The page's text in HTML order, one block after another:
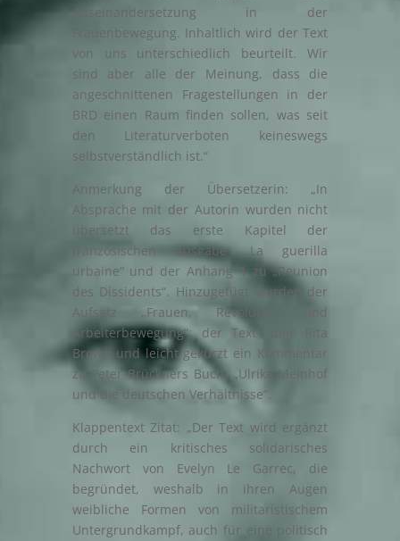
Auseinandersetzung in der
Frauenbewegung. Inhaltlich wird der Text
von uns unterschiedlich beurteilt. Wir
sind aber alle der Meinung, dass die
angeschnittenen Fragestellungen in der
BRD einen Raum finden sollen, was seit
den Literaturverboten keineswegs
selbstverständlich ist.“
Anmerkung der Übersetzerin: „In
Absprache mit der Autorin wurden nicht
übersetzt das erste Kapitel der
französischen Ausgabe „La guerilla
urbaine“ und der Anhang 1 zu „Reunion
des Dissidents“. Hinzugefügt wurden der
Aufsatz „Frauen, Revolution und
Arbeiterbewegung“; der Text über Rita
Brown und leicht gekürzt ein Kommentar
zu Peter Brückners Buch: „Ulrike Meinhof
und die deutschen Verhältnisse“.
Klappentext Zitat: „Der Text wird ergänzt
durch ein kritisches solidarisches
Nachwort von Evelyn Le Garrec, die
begründet, weshalb in ihren Augen
weibliche Formen von militaristischem
Untergrundkampf, auch für eine politisch